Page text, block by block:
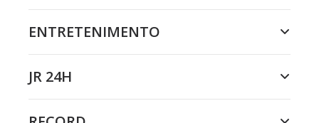
ENTRETENIMENTO
JR 24H